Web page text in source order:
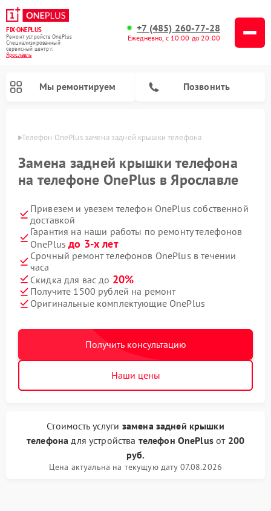
FIX-ONEPLUS
Ремонт устройств OnePlus
Специализированный
cервисный центр г.
Ярославль
+7 (485) 260-77-28
Ежедневно, с 10:00 до 20:00
Мы ремонтируем Позвонить
Телефон OnePlus замена задней крышки телефона
Замена задней крышки телефона
на телефоне OnePlus в Ярославле
Привезем и увезем телефон OnePlus собственной
доставкой
Гарантия на наши работы по ремонту телефонов
OnePlusдо 3-х лет
Срочный ремонт телефонов OnePlus в течении
часа
Скидка для вас до 20%
Получите 1500 рублей на ремонт
Оригинальные комплектующие OnePlus
Получить консультацию
Наши цены
Стоимость услуги замена задней крышки
телефона для устройства телефон OnePlusот 200
руб.
Цена актуальна на текущую дату 07.08.2026